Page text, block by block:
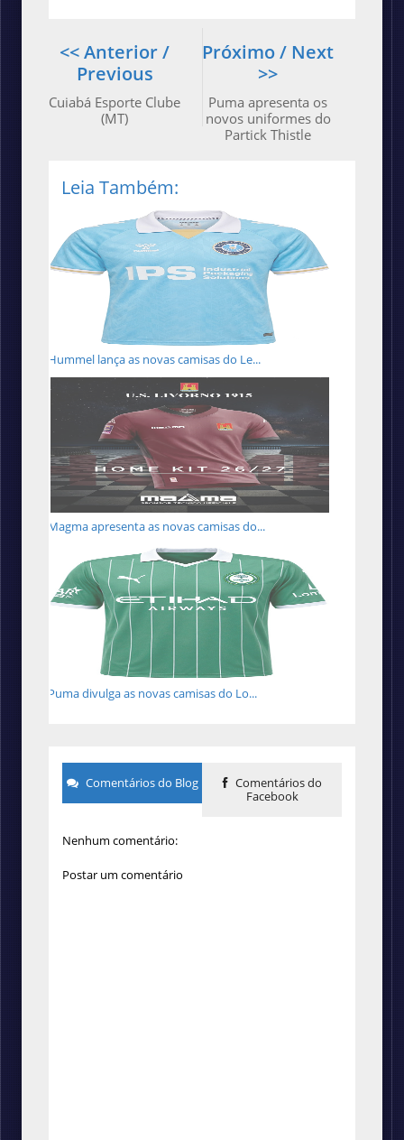
Próximo / Next
>>
Puma apresenta os
novos uniformes do
Partick Thistle
<< Anterior /
Previous
Cuiabá Esporte Clube
(MT)
Leia Também:
Hummel lança as novas camisas do Le...
Magma apresenta as novas camisas do...
Puma divulga as novas camisas do Lo...
Comentários do Blog
Comentários do
Facebook
Nenhum comentário:
Postar um comentário